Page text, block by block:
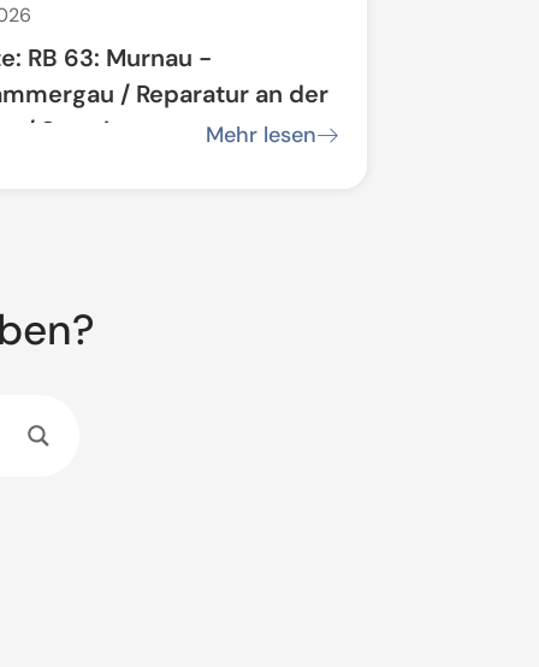
RB 63: Murnau -
/ Reparatur an der
/ StreckensperrungMehr lesen